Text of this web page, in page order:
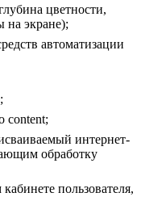
цветности,
на экране);
автоматизации
content;
интернет-
обработку
пользователя,